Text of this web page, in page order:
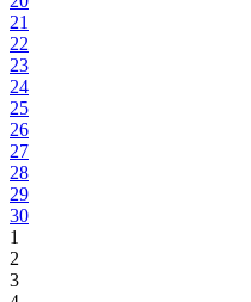
21
22
23
24
25
26
27
28
29
30
1
2
3